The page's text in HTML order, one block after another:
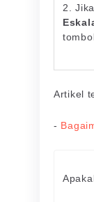
2.
Artikel
-